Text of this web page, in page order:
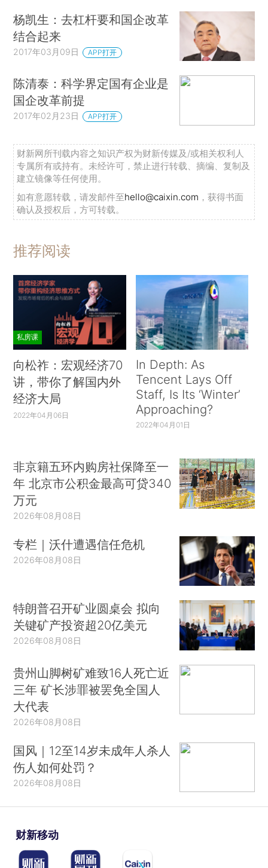
杨凯生：去杠杆要和国企改革
结合起来
2017年03月09日 APP打开
陈清泰：科学界定国有企业是
国企改革前提
2017年02月23日 APP打开
财新网所刊载内容之知识产权为财新传媒及/或相关权利人
专属所有或持有。未经许可，禁止进行转载、摘编、复制及
建立镜像等任何使用。
如有意愿转载，请发邮件至hello@caixin.com ，获得书面
确认及授权后，方可转载。
推荐阅读
私房课
向松祚：宏观经济70
讲，带你了解国内外
经济大局
2022年04月06日
In Depth: As
Tencent Lays Off
Staff, Is Its ‘Winter’
Approaching?
2022年04月01日
非京籍五环内购房社保降至一
年 北京市公积金最高可贷340
万元
2026年08月08日
专栏｜沃什遭遇信任危机
2026年08月08日
特朗普召开矿业圆桌会 拟向
关键矿产投资超20亿美元
2026年08月08日
贵州山脚树矿难致16人死亡近
三年 矿长涉罪被罢免全国人
大代表
2026年08月08日
国风｜12至14岁未成年人杀人
伤人如何处罚？
2026年08月08日
财新移动